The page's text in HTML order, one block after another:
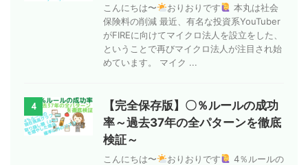
こんにちは〜 おりおりです
本丸は社会
保険料の削減 最近、有名な投資系YouTuber
がFIREに向けてマイクロ法人を設立をした、
ということで再びマイクロ法人が注目され始
めています。 マイク ...
4
【完全保存版】〇％ルールの成功
率～過去37年の全パターンを徹底
検証～
こんにちは〜 おりおりです 4％ルールの